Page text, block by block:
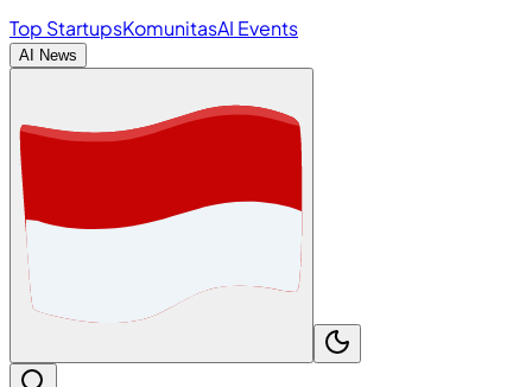
Top StartupsKomunitasAI Events
AI News